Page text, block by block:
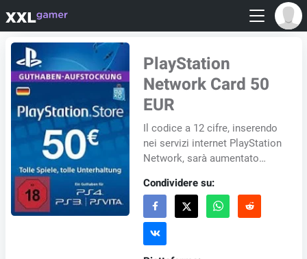
PlayStation
Network Card 50
EUR
Il codice a 12 cifre, inserendo
nei servizi internet PlayStation
Network, sarà aumentato
corrente che puoi utilizzare
per...
Condividere su: